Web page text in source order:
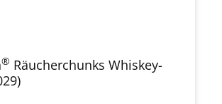
® Räucherchunks Whiskey-